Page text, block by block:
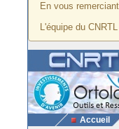
En vous
L'équipe du CNRTL
Accueil